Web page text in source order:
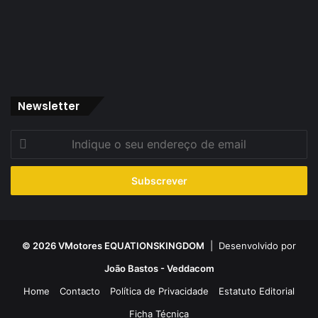
Newsletter
seu
de
© 2026 VMotores EQUATIONSKINGDOM | Desenvolvido por
João Bastos - Veddacom
Home
Contacto Política de Privacidade
Estatuto Editorial
Ficha Técnica